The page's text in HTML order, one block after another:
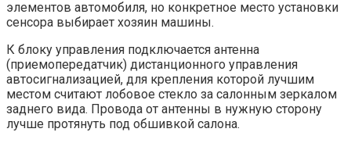
элементов автомобиля, но конкретное место установки
сенсора выбирает хозяин машины.
К блоку управления подключается антенна
(приемопередатчик) дистанционного управления
автосигнализацией, для крепления которой лучшим
местом считают лобовое стекло за салонным зеркалом
заднего вида. Провода от антенны в нужную сторону
лучше протянуть под обшивкой салона.